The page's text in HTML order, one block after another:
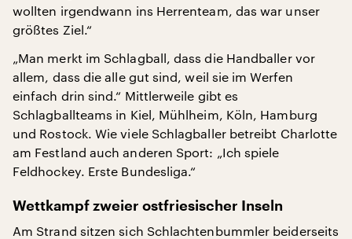
wollten irgendwann ins Herrenteam, das war unser
größtes Ziel.“
„Man merkt im Schlagball, dass die Handballer vor
allem, dass die alle gut sind, weil sie im Werfen
einfach drin sind.“ Mittlerweile gibt es
Schlagballteams in Kiel, Mühlheim, Köln, Hamburg
und Rostock. Wie viele Schlagballer betreibt Charlotte
am Festland auch anderen Sport: „Ich spiele
Feldhockey. Erste Bundesliga.“
Wettkampf zweier ostfriesischer Inseln
Am Strand sitzen sich Schlachtenbummler beiderseits